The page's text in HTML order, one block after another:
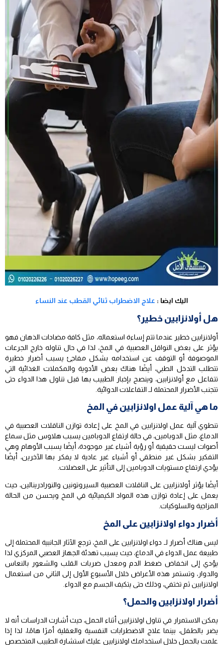
اليك ايضا : علاج الاضطراب ثنائي القطب عند النساء
هل أولانزابين خطير؟
أولانزابين خطير عندما تتم إساءة استعماله، مثل كافة مضادات الذهان فهو
يؤثر على بعض النواقل العصبية في المخ، لذا في حال تناوله خارج الجرعات
الموصوفة أو التوقف عن استخدامه بشكل مفاجئ يسبب أضرار خطيرة
تتطلب التدخل الطبي، أيضًا هناك بعض الأدوية والمكملات الغذائية التي
تتفاعل مع أولانزابين، وينصح بإخبار الطبيب بها قبل تناول هذا الدواء حتى
تتجنب الأضرار المحتملة لـ التفاعلات الدوائية.
ما هي آلية عمل اولانزابين في المخ
تنطوي آلية عمل اولانزابين في المخ على إعادة توازن الناقلات العصبية في
الدماغ، مثل الدوبامين، في حالة ارتفاع الدوبامين يسبب هلاوس مثل سماع
أصوات ليست حقيقية أو رؤية أشياء غير موجودة، أيضًا يسبب الأوهام وهي
التفكير بشكل غير منطقي أو أشياء غير عادية لا يفكر بها الآخرين، أيضًا
يؤدي ارتفاع مستويات الدوبامين إلى التأثير على العضلات.
أيضًا يؤثر أولانزابين على الناقلات العصبية السيروتونين والنورادرينالين، حيث
يعمل على إعادة توازن هذه المواد الكيميائية في المخ ويحسن من الحالة
المزاجية والسلوكيات.
أضرار دواء اولانزابين على المخ
ليس هناك أضرار لـ دواء اولانزابين على المخ، ترجع الآثار الجانبية المحتملة إلى
طبيعة عمل الدواء في الدماغ، حيث يسبب تهدئة الجهاز العصبي المركزي لذا
يؤدي إلى انخفاض ضغط الدم ومعدل ضربات القلب والشعور بالنعاس
والدوار، وتستمر هذه الأعراض خلال الأسبوع الأول إلى الثاني من استعمال
اولانزابين ثم تختفي، وذلك حتى يتكيف الجسم مع الدواء.
أضرار اولانزابين والحمل؟
يمكن الاستمرار في تناول اولانزابين أثناء الحمل، حيث أشارت الدراسات أنه لا
يضر بالطفل، بينما علاج الاضطرابات النفسية والعقلية أمرًا هامًا، لذا إذا
علمت بالحمل خلال استخدامك اولانزابين عليك استشارة الطبيب المتخصص